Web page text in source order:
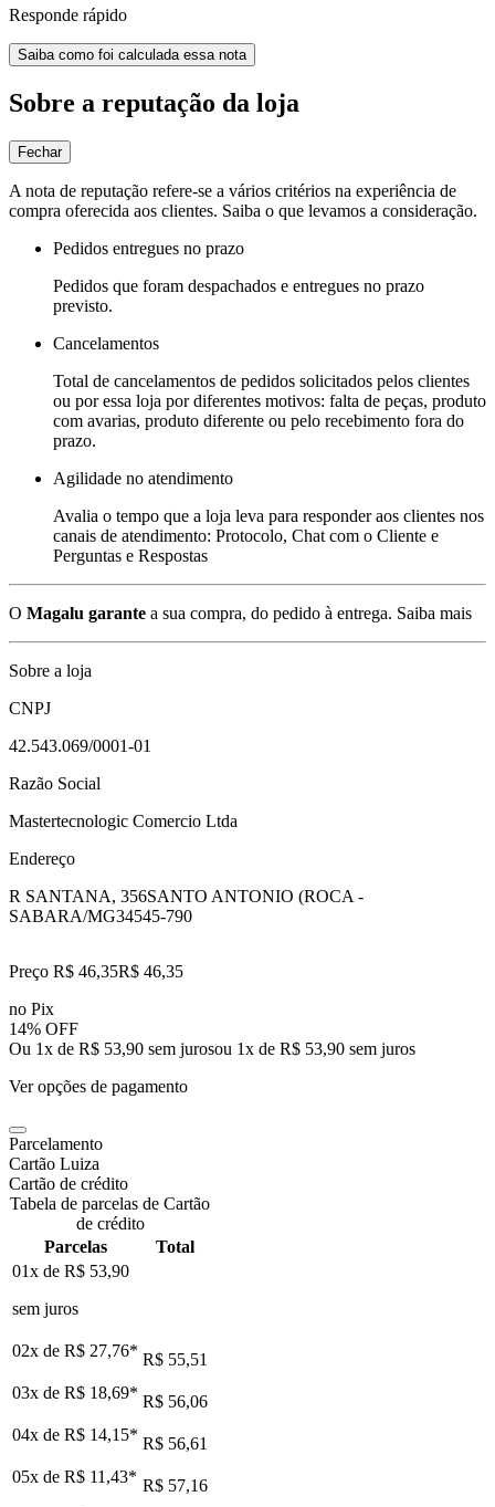
Responde rápido
Saiba como foi calculada essa nota
Sobre a reputação da loja
Fechar
A nota de reputação refere-se a vários critérios na experiência de
compra oferecida aos clientes. Saiba o que levamos a consideração.
Pedidos entregues no prazo
Pedidos que foram despachados e entregues no prazo
previsto.
Cancelamentos
Total de cancelamentos de pedidos solicitados pelos clientes
ou por essa loja por diferentes motivos: falta de peças, produto
com avarias, produto diferente ou pelo recebimento fora do
prazo.
Agilidade no atendimento
Avalia o tempo que a loja leva para responder aos clientes nos
canais de atendimento: Protocolo, Chat com o Cliente e
Perguntas e Respostas
O Magalu garante a sua compra, do pedido à entrega. Saiba mais
Sobre a loja
CNPJ
42.543.069/0001-01
Razão Social
Mastertecnologic Comercio Ltda
Endereço
R SANTANA, 356SANTO ANTONIO (ROCA -
SABARA/MG34545-790
Preço R$ 46,35R$ 46,35
no Pix
14% OFF
Ou 1x de R$ 53,90 sem jurosou 1x de R$ 53,90 sem juros
Ver opções de pagamento
Parcelamento
Cartão Luiza
Cartão de crédito
Tabela de parcelas de Cartão
de crédito
Parcelas
Total
01x de R$ 53,90
sem juros
02x de R$ 27,76* R$ 55,51
03x de R$ 18,69* R$ 56,06
04x de R$ 14,15* R$ 56,61
05x de R$ 11,43* R$ 57,16